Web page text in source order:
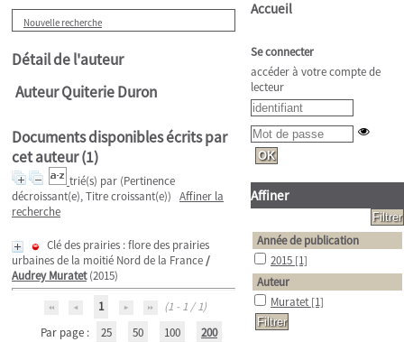
Nouvelle recherche
Détail de l'auteur
Auteur Quiterie Duron
Documents disponibles écrits par
cet auteur (1)
trié(s) par (Pertinence
décroissant(e), Titre croissant(e)) Affiner la
recherche
Clé des prairies : flore des prairies
urbaines de la moitié Nord de la France/
Audrey Muratet(2015)
1
(1 - 1 / 1)
Par page :
25 50 100 200
Accueil
Se connecter
accéder à votre compte de
lecteur
Affiner
Année de publication
2015 [1]
Auteur
Muratet [1]